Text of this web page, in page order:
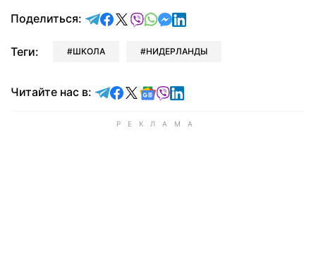
Поделиться: отправить в Telegram
поделиться в Facebook
поделиться в X
отправить в Viber
отправить в Whatsapp
отправить в Messenger
отправить в LinkedIn
Теги: ШКОЛА НИДЕРЛАНДЫ
Читайте нас в: Читайте в Telegram
Читайте в Facebook
Читайте в X
Читайте в Google news
Читайте в Viber
Читайте в LinkedIn